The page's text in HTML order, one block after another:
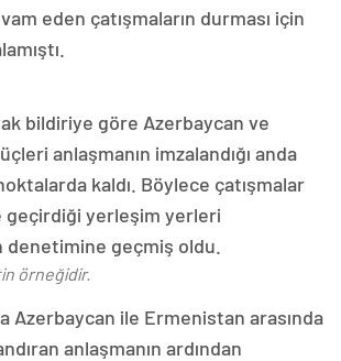
eden çatışmaların durması için
bildiriye göre Azerbaycan ve
anlaşmanın imzalandığı anda
kaldı. Böylece çatışmalar
geçirdiği yerleşim yerleri
denetimine geçmiş oldu.
örneğidir.
Azerbaycan ile Ermenistan arasında
anlaşmanın ardından